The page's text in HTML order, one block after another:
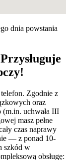
dnia powstania
Zgodnie z
oraz
uchwała III
masz pełne
czas naprawy
— z ponad 10-
szkód w
obsługę: